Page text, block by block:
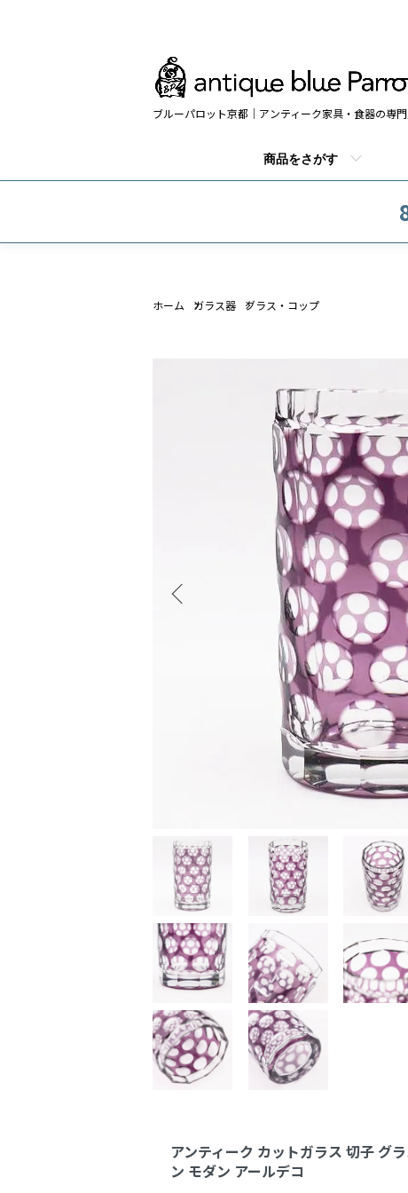
ブルーパロット京都｜アンティーク家具・食器の専
商品をさがす
ホーム ガラス器 グラス・コップ
アンティーク カットガラス 切子 グ
ン モダン アールデコ